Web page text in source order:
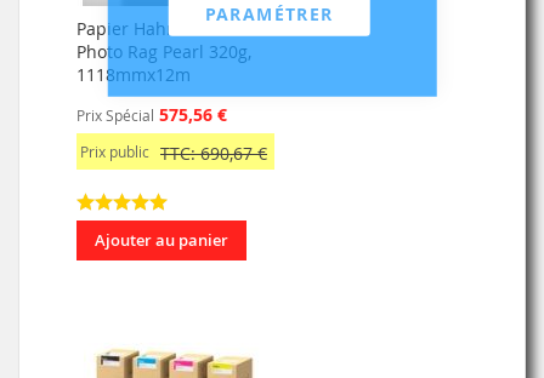
PARAMÉTRER
Papier Hahnemühle
Photo Rag Pearl 320g,
1118mmx12m
Prix Spécial 575,56 €
Prix public TTC: 690,67 €
Ajouter au panier